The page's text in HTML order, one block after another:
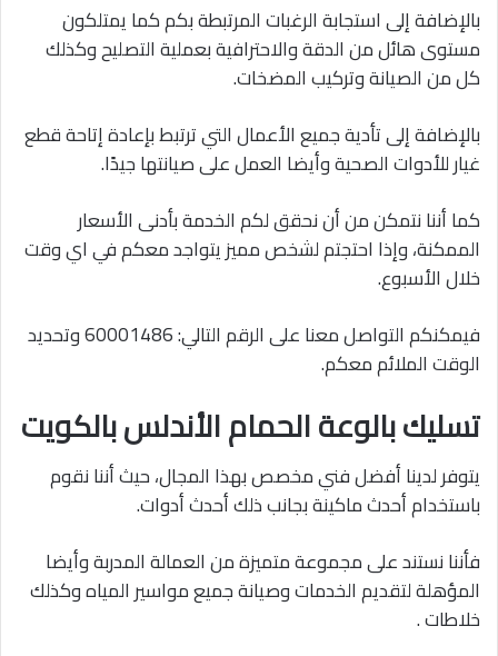
بالإضافة إلى استجابة الرغبات المرتبطة بكم كما يمتلكون
مستوى هائل من الدقة والاحترافية بعملية التصليح وكذلك
كل من الصيانة وتركيب المضخات.
بالإضافة إلى تأدية جميع الأعمال التي ترتبط بإعادة إتاحة قطع
غيار للأدوات الصحية وأيضا العمل على صيانتها جيدًا.
كما أننا نتمكن من أن نحقق لكم الخدمة بأدنى الأسعار
الممكنة، وإذا احتجتم لشخص مميز يتواجد معكم في اي وقت
خلال الأسبوع.
فيمكنكم التواصل معنا على الرقم التالي: 60001486 وتحديد
الوقت الملائم معكم.
تسليك بالوعة الحمام الأندلس بالكويت
يتوفر لدينا أفضل فني مخصص بهذا المجال، حيث أننا نقوم
باستخدام أحدث ماكينة بجانب ذلك أحدث أدوات.
فأننا نستند على مجموعة متميزة من العمالة المدربة وأيضا
المؤهلة لتقديم الخدمات وصيانة جميع مواسير المياه وكذلك
خلاطات .